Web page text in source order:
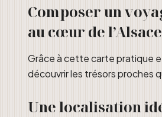
Composer un
au cœur de l’Alsace
Grâce à cette carte pratique
découvrir les trésors proches
Une localisation